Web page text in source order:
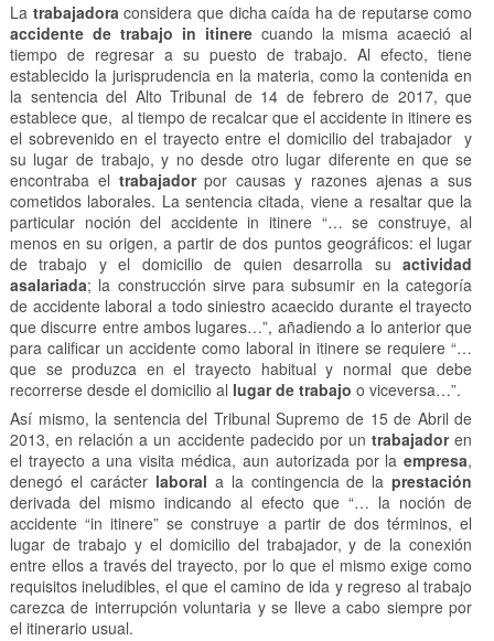
La trabajadoraconsidera que dicha caída ha de reputarse como
accidente de trabajo in itinerecuando la misma acaeció al
tiempo de regresar a su puesto de trabajo. Al efecto, tiene
establecido la jurisprudencia en la materia, como la contenida en
la sentencia del Alto Tribunal de 14 de febrero de 2017, que
establece que, al tiempo de recalcar que el accidente in itinere es
el sobrevenido en el trayecto entre el domicilio del trabajador y
su lugar de trabajo, y no desde otro lugar diferente en que se
encontraba el trabajadorpor causas y razones ajenas a sus
cometidos laborales. La sentencia citada, viene a resaltar que la
particular noción del accidente in itinere “… se construye, al
menos en su origen, a partir de dos puntos geográficos: el lugar
de trabajo y el domicilio de quien desarrolla suactividad
asalariada; la construcción sirve para subsumir en la categoría
de accidente laboral a todo siniestro acaecido durante el trayecto
que discurre entre ambos lugares…”, añadiendo a lo anterior que
para calificar un accidente como laboral in itinere se requiere “…
que se produzca en el trayecto habitual y normal que debe
recorrerse desde el domicilio al lugar de trabajo o viceversa…”.
Así mismo, la sentencia del Tribunal Supremo de 15 de Abril de
2013, en relación a un accidente padecido por untrabajadoren
el trayecto a una visita médica, aun autorizada por laempresa,
denegó el carácter laboral a la contingencia de laprestación
derivada del mismo indicando al efecto que “… la noción de
accidente “in itinere” se construye a partir de dos términos, el
lugar de trabajo y el domicilio del trabajador, y de la conexión
entre ellos a través del trayecto, por lo que el mismo exige como
requisitos ineludibles, el que el camino de ida y regreso al trabajo
carezca de interrupción voluntaria y se lleve a cabo siempre por
el itinerario usual.